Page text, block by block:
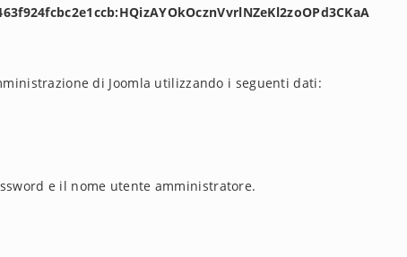
di Joomla utilizzando i seguenti dati:
e il nome utente amministratore.